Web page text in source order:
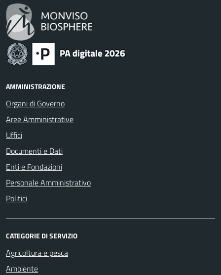
AMMINISTRAZIONE
Organi di Governo
Aree Amministrative
Uffici
Documenti e Dati
Enti e Fondazioni
Personale Amministrativo
Politici
CATEGORIE DI SERVIZIO
Agricoltura e pesca
Ambiente